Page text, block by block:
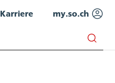
Karriere my.so.ch